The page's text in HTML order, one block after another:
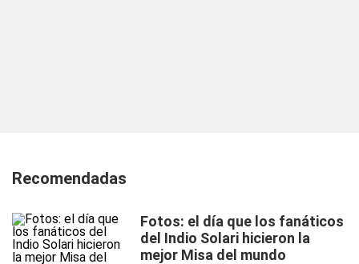
Recomendadas
Fotos: el día que los fanáticos
del Indio Solari hicieron la
mejor Misa del mundo